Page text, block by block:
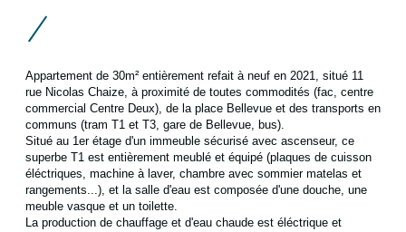
Appartement de 30m² entièrement refait à neuf en 2021, situé 11
rue Nicolas Chaize, à proximité de toutes commodités (fac, centre
commercial Centre Deux), de la place Bellevue et des transports en
communs (tram T1 et T3, gare de Bellevue, bus).
Situé au 1er étage d'un immeuble sécurisé avec ascenseur, ce
superbe T1 est entièrement meublé et équipé (plaques de cuisson
éléctriques, machine à laver, chambre avec sommier matelas et
rangements...), et l a salle d'eau est composée d'une douche, une
meuble vasque et un toilette.
La production de chauffage et d'eau chaude est éléctrique et